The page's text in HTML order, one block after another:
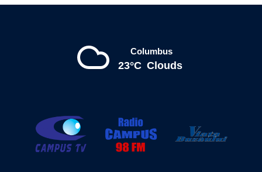
Columbus
23°C Clouds